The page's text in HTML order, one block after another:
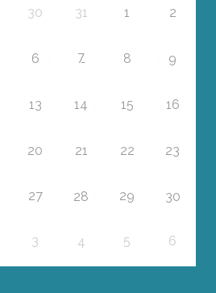
30 31 1 2
6 7 8 9
13 14 15 16
20 21 22 23
27 28 29 30
3 4 5 6